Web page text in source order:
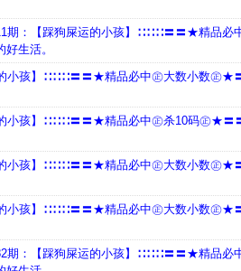
期：【踩狗屎运的小孩】∷∷∷〓〓★精品必
生活。
小孩】∷∷∷〓〓★精品必中㊣大数小数㊣★
小孩】∷∷∷〓〓★精品必中㊣杀10码㊣★〓
小孩】∷∷∷〓〓★精品必中㊣大数小数㊣★
小孩】∷∷∷〓〓★精品必中㊣大数小数㊣★
期：【踩狗屎运的小孩】∷∷∷〓〓★精品必